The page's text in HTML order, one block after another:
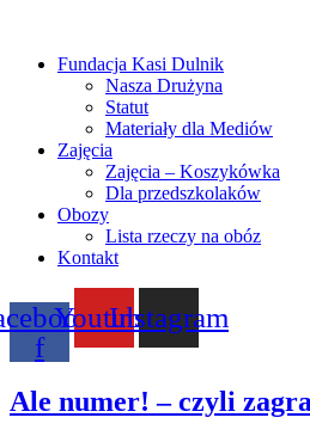
Fundacja Kasi Dulnik
Nasza Drużyna
Statut
Materiały dla Mediów
Zajęcia
Zajęcia – Koszykówka
Dla przedszkolaków
Obozy
Lista rzeczy na obóz
Kontakt
f
YoutubeInstagram
Ale numer! – czyli